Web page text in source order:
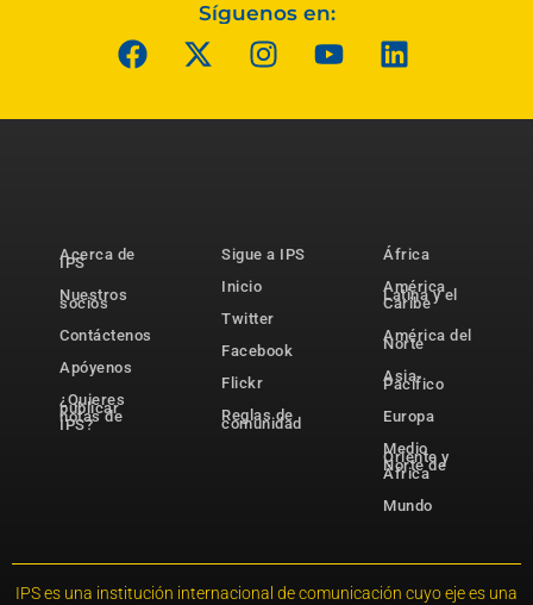
Síguenos en:
Acerca de
IPS
Nuestros
socios
Contáctenos
Apóyenos
¿Quieres
publicar
notas de
IPS?
Sigue a IPS
Inicio
Twitter
Facebook
Flickr
Reglas de
comunidad
África
América
Latina y el
Caribe
América del
Norte
Asia-
Pacífico
Europa
Medio
Oriente y
Norte de
África
Mundo
IPS es una institución internacional de comunicación cuyo eje es una